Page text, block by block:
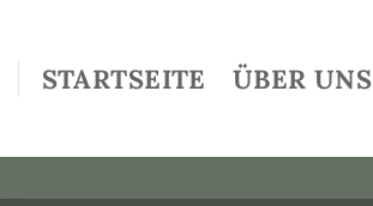
Inhalt
springen
STARTSEITE ÜBER UNS